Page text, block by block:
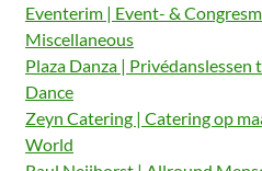
Eventerim | Event- &
Miscellaneous
Plaza Danza | Privédanslessen
Dance
Zeyn Catering | Catering op
World